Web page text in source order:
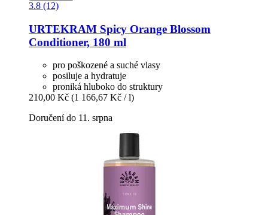
3.8 (12)
URTEKRAM Spicy Orange Blossom
Conditioner, 180 ml
pro poškozené a suché vlasy
posiluje a hydratuje
proniká hluboko do struktury
210,00 Kč (1 166,67 Kč / l)
Doručení do 11. srpna